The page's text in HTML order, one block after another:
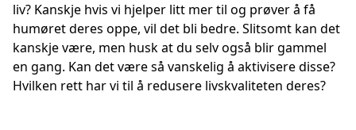
liv? Kanskje hvis vi hjelper litt mer til og prøver å få
humøret deres oppe, vil det bli bedre. Slitsomt kan det
kanskje være, men husk at du selv også blir gammel
en gang. Kan det være så vanskelig å aktivisere disse?
Hvilken rett har vi til å redusere livskvaliteten deres?